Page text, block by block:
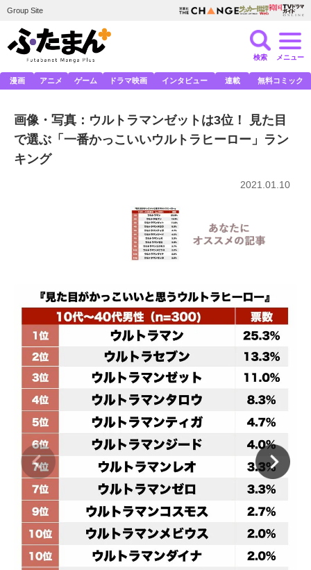
Group Site
検索 メニュー
漫画 アニメ ゲーム ドラマ映画 インタビュー 連載 無料コミック
画像・写真：ウルトラマンゼットは3位！ 見た目
で選ぶ「一番かっこいいウルトラヒーロー」ラン
キング
2021.01.10